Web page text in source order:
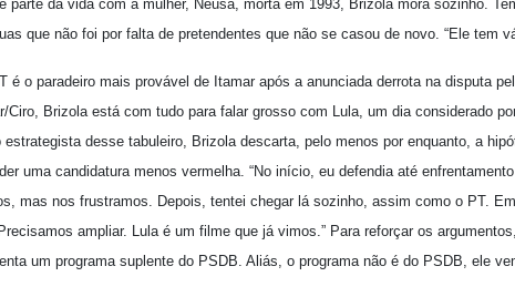
parte da vida com a mulher, Neusa, morta em 1993, Brizola mora sozinho.
que não foi por falta de pretendentes que não se casou de novo. “Ele tem
é o paradeiro mais provável de Itamar após a anunciada derrota na disputa
Ciro, Brizola está com tudo para falar grosso com Lula, um dia considerado
estrategista desse tabuleiro, Brizola descarta, pelo menos por enquanto, a
uma candidatura menos vermelha. “No início, eu defendia até
mas nos frustramos. Depois, tentei chegar lá sozinho, assim como o PT.
ampliar. Lula é um filme que já vimos.” Para reforçar os
um programa suplente do PSDB. Aliás, o programa não é do PSDB, ele